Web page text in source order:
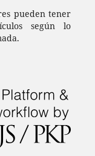
pueden tener
según lo